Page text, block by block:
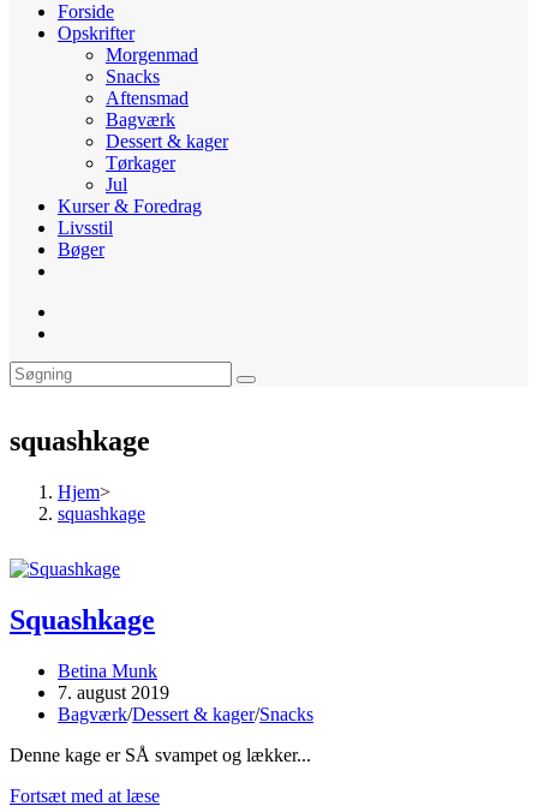
Forside
Opskrifter
Morgenmad
Snacks
Aftensmad
Bagværk
Dessert & kager
Tørkager
Jul
Kurser & Foredrag
Livsstil
Bøger
squashkage
Hjem>
squashkage
Squashkage
Post
author:
Betina Munk
Post
published:
7. august 2019
Post
Bagværk/Dessert & kager/Snacks
Denne kage er SÅ svampet og lækker...
Fortsæt med at læseSquashkage